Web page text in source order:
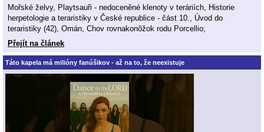
Mořské želvy, Playtsauři - nedoceněné klenoty v teráriích, Historie
herpetologie a teraristiky v České republice - část 10., Úvod do
teraristiky (42), Omán, Chov rovnakonôžok rodu Porcellio;
Přejít na článek
Táto kapela má milióny fanúšikov - až na to, že neexistuje